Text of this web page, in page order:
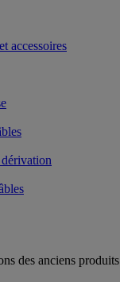
accessoires
des anciens produits